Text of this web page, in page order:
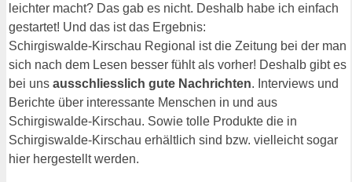
leichter macht? Das gab es nicht. Deshalb habe ich einfach
gestartet! Und das ist das Ergebnis:
Schirgiswalde-Kirschau Regional ist die Zeitung bei der man
sich nach dem Lesen besser fühlt als vorher! Deshalb gibt es
bei uns ausschliesslich gute Nachrichten. Interviews und
Berichte über interessante Menschen in und aus
Schirgiswalde-Kirschau. Sowie tolle Produkte die in
Schirgiswalde-Kirschau erhältlich sind bzw. vielleicht sogar
hier hergestellt werden.